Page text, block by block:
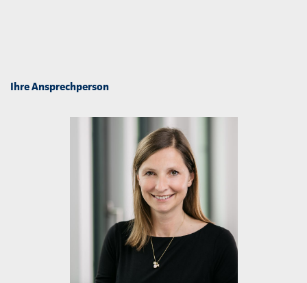
Ihre Ansprechperson